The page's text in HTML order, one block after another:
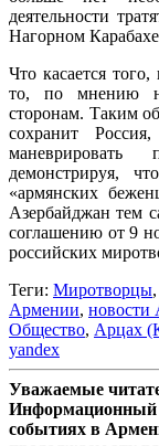
деятельности
Нагорном
Что касается
то, по мнению
сторонам. Таким
сохранит
маневрировать
демонстрируя,
«армянских
Азербайджан тем
соглашению от 9
российских
Теги: Миротворцы,
Армении, новости
Общество, Арцах
yandex
Уважаемые
Информационный
событиях в